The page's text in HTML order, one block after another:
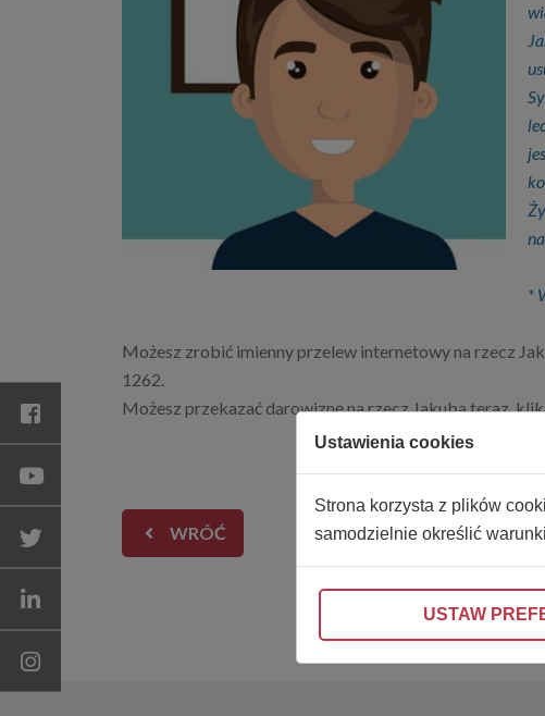
Ustawienia cookies
Strona korzysta z plików
samodzielnie określić
USTAW
*
Możesz zrobić imienny przelew internetowy na rzecz
1262.
Możesz przekazać darowiznę na rzecz Jakuba teraz,
WRÓĆ